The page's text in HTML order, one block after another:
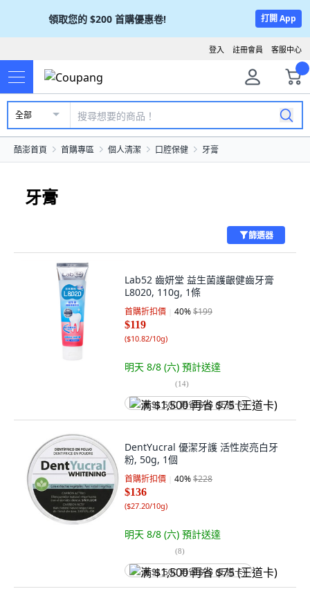
領取您的 $200 首購優惠卷! 打開 App
客服中心
註冊會員
登入
全部
酷澎首頁 首購專區 個人清潔 口腔保健 牙膏
牙膏
篩選器
Lab52 齒妍堂 益生菌護齦健齒牙膏
L8020, 110g, 1條
首購折扣價 40%$199
$119
($10.82/10g)
明天 8/8 (六) 預計送達
(14)
满 $1,500 再省 $75 (王道卡)
DentYucral 優潔牙護 活性炭亮白牙
粉, 50g, 1個
首購折扣價 40%$228
$136
($27.20/10g)
明天 8/8 (六) 預計送達
(8)
满 $1,500 再省 $75 (王道卡)